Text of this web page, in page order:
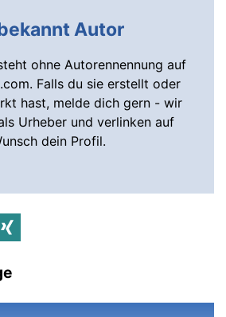
Autor
ohne Autorennennung auf
Falls du sie erstellt oder
hast, melde dich gern - wir
Urheber und verlinken auf
dein Profil.